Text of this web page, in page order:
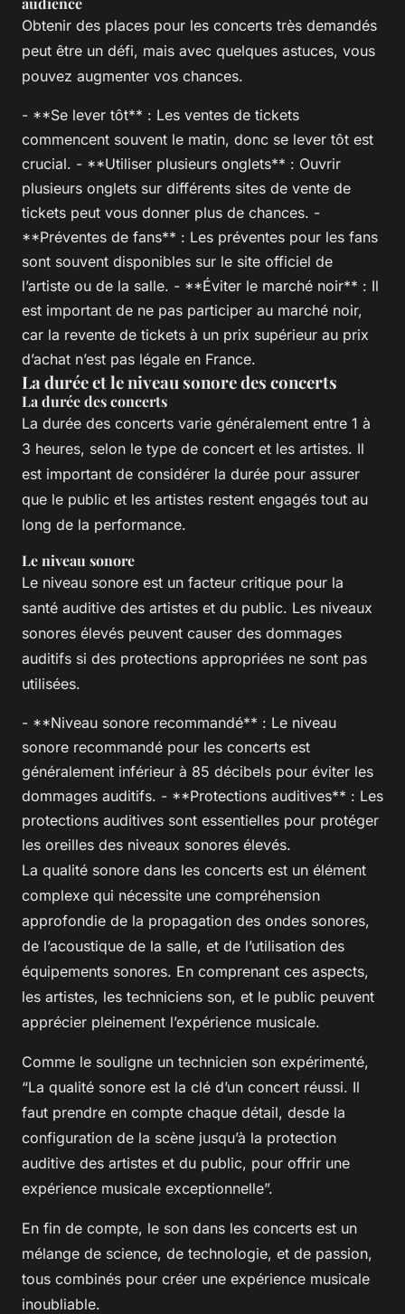
Obtenir des places pour les concerts très demandés
peut être un défi, mais avec quelques astuces, vous
pouvez augmenter vos chances.
- **Se lever tôt** : Les ventes de tickets
commencent souvent le matin, donc se lever tôt est
crucial. - **Utiliser plusieurs onglets** : Ouvrir
plusieurs onglets sur différents sites de vente de
tickets peut vous donner plus de chances. -
**Préventes de fans** : Les préventes pour les fans
sont souvent disponibles sur le site officiel de
l’artiste ou de la salle. - **Éviter le marché noir** : Il
est important de ne pas participer au marché noir,
car la revente de tickets à un prix supérieur au prix
d’achat n’est pas légale en France.
La durée et le niveau sonore des concerts
La durée des concerts
La durée des concerts varie généralement entre 1 à
3 heures, selon le type de concert et les artistes. Il
est important de considérer la durée pour assurer
que le public et les artistes restent engagés tout au
long de la performance.
Le niveau sonore
Le niveau sonore est un facteur critique pour la
santé auditive des artistes et du public. Les niveaux
sonores élevés peuvent causer des dommages
auditifs si des protections appropriées ne sont pas
utilisées.
- **Niveau sonore recommandé** : Le niveau
sonore recommandé pour les concerts est
généralement inférieur à 85 décibels pour éviter les
dommages auditifs. - **Protections auditives** : Les
protections auditives sont essentielles pour protéger
les oreilles des niveaux sonores élevés.
La qualité sonore dans les concerts est un élément
complexe qui nécessite une compréhension
approfondie de la propagation des ondes sonores,
de l’acoustique de la salle, et de l’utilisation des
équipements sonores. En comprenant ces aspects,
les artistes, les techniciens son, et le public peuvent
apprécier pleinement l’expérience musicale.
Comme le souligne un technicien son expérimenté,
“La qualité sonore est la clé d’un concert réussi. Il
faut prendre en compte chaque détail, desde la
configuration de la scène jusqu’à la protection
auditive des artistes et du public, pour offrir une
expérience musicale exceptionnelle”.
En fin de compte, le son dans les concerts est un
mélange de science, de technologie, et de passion,
tous combinés pour créer une expérience musicale
inoubliable.